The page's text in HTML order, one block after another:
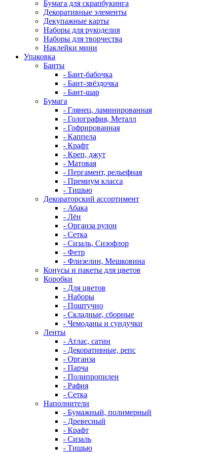
Бумага для скрапбукинга
Декоративные элементы
Декупажные карты
Наборы для рукоделия
Наборы для творчества
Наклейки мини
Упаковка
Банты
- Бант-бабочка
- Бант-звёздочка
- Бант-шар
Бумага
- Глянец, ламинированная
- Голография, Металл
- Гофрированная
- Каппела
- Крафт
- Креп, джут
- Матовая
- Пергамент, рельефная
- Премиум класса
- Тишью
Декораторский ассортимент
- Абака
- Лён
- Органза рулон
- Сетка
- Сизаль, Сизофлор
- Фетр
- Флизелин, Мешковина
Конусы и пакеты для цветов
Коробки
- Для цветов
- Наборы
- Поштучно
- Складные, сборные
- Чемоданы и сундучки
Ленты
- Атлас, сатин
- Декоративные, репс
- Органза
- Парча
- Полипропилен
- Рафия
- Сетка
Наполнители
- Бумажный, полимерный
- Древесный
- Крафт
- Сизаль
- Тишью